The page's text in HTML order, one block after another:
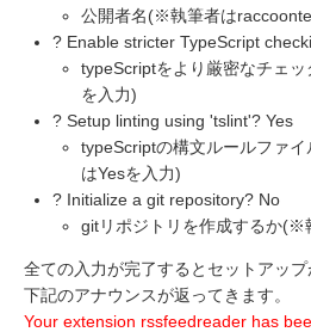
公開者名(※執筆者は
? Enable stricter TypeScript
typeScriptをより厳密なチェ
を入力)
? Setup linting using 'tslint'? Yes
typeScriptの構文ルールファ
はYesを入力)
? Initialize a git repository? No
gitリポジトリを作成するか(※
全ての入力が完了するとセットアッ
下記のアナウンスが返ってきます。
Your extension rssfeedreader has